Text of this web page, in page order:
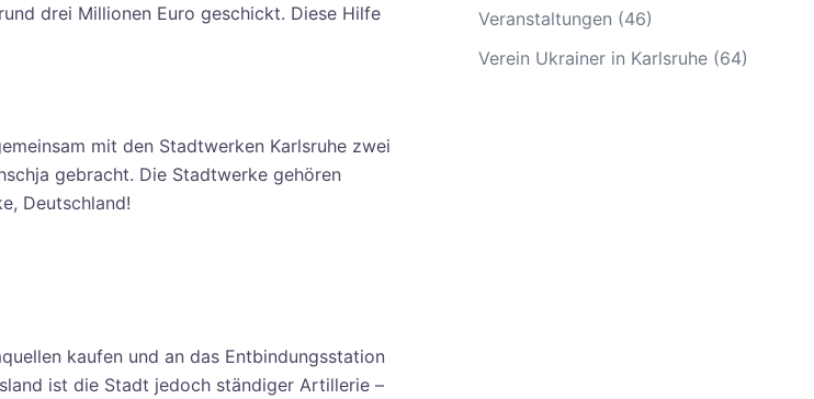
drei Millionen Euro geschickt. Diese Hilfe
mit den Stadtwerken Karlsruhe zwei
gebracht. Die Stadtwerke gehören
Deutschland!
kaufen und an das Entbindungsstation
ist die Stadt jedoch ständiger Artillerie –
Veranstaltungen (46)
Verein Ukrainer in Karlsruhe (64)